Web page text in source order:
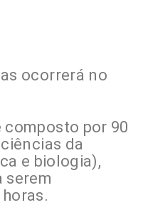
ocorrerá no
composto por 90
da
e biologia),
serem